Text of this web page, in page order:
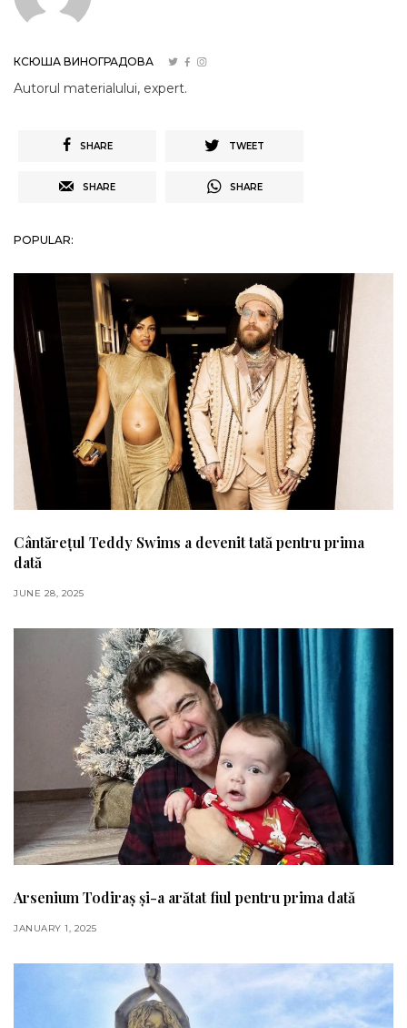
КСЮША ВИНОГРАДОВА
Autorul materialului, expert.
SHARE TWEET
SHARE SHARE
POPULAR:
Cântărețul Teddy Swims a devenit tată pentru prima
dată
JUNE 28, 2025
Arsenium Todiraș și-a arătat fiul pentru prima dată
JANUARY 1, 2025